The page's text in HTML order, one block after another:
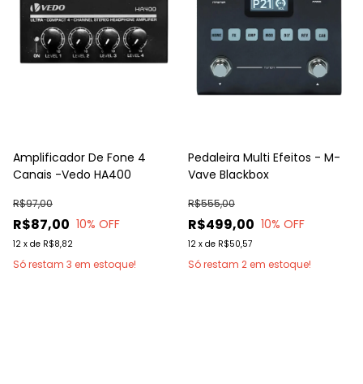
Amplificador De Fone 4
Canais -Vedo HA400
R$87,00
R$97,00
10% OFF
12 x de R$8,82
Só restam 3 em estoque!
Pedaleira Multi Efeitos - M-
Vave Blackbox
R$499,00
R$555,00
10% OFF
12 x de R$50,57
Só restam 2 em estoque!